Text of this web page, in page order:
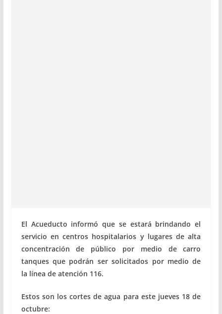
El Acueducto informó que se estará brindando el
servicio en centros hospitalarios y lugares de alta
concentración de público por medio de carro
tanques que podrán ser solicitados por medio de
la línea de atención 116.
Estos son los cortes de agua para este jueves 18 de
octubre: